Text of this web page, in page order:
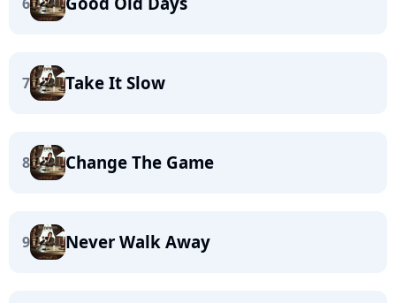
7 Take It Slow
8 Change The Game
9 Never Walk Away